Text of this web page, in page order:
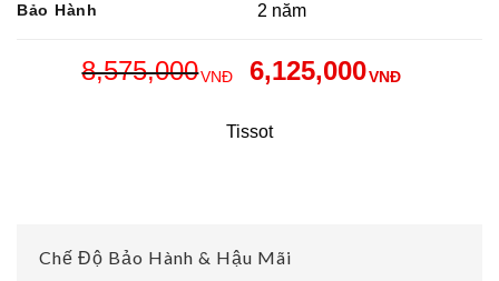
Bảo Hành 2 năm
8,575,000VNĐ 6,125,000VNĐ
Tissot
Chế Độ Bảo Hành & Hậu Mãi